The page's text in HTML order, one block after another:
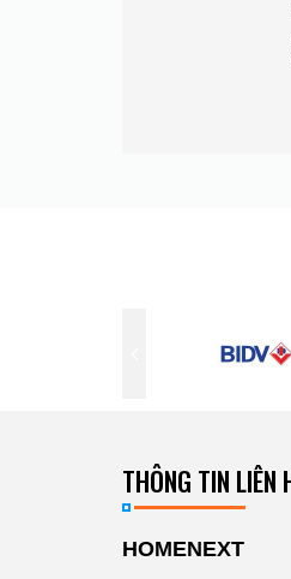
THÔNG TIN LIÊN
HOMENEXT